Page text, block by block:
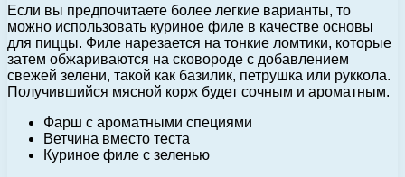
Если вы предпочитаете более легкие варианты, то
можно использовать куриное филе в качестве основы
для пиццы. Филе нарезается на тонкие ломтики, которые
затем обжариваются на сковороде с добавлением
свежей зелени, такой как базилик, петрушка или руккола.
Получившийся мясной корж будет сочным и ароматным.
Фарш с ароматными специями
Ветчина вместо теста
Куриное филе с зеленью